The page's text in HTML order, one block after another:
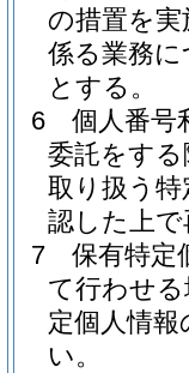
の措置を
係る業務
とする。
6
個人番号
委託をす
取り扱う
認した上
7
保有特定
て行わせ
定個人情
い。